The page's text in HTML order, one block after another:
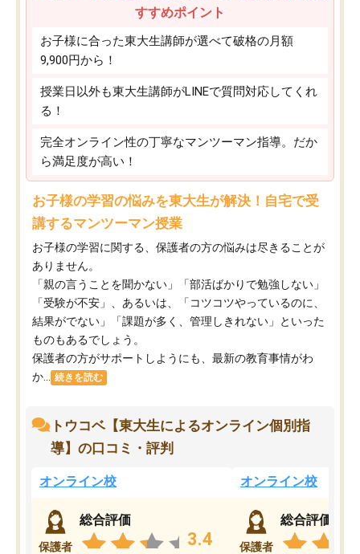
すすめポイント
お子様に合った東大生講師が選べて破格の月額
9,900円から！
授業日以外も東大生講師がLINEで質問対応してくれ
る！
完全オンライン性の丁寧なマンツーマン指導。だか
ら満足度が高い！
お子様の学習の悩みを東大生が解決！自宅で受
講するマンツーマン授業
お子様の学習に関する、保護者の方の悩みは尽きることが
ありません。
「親の言うことを聞かない」「部活ばかりで勉強しない」
「受験が不安」、あるいは、「コツコツやっているのに、
結果がでない」「課題が多く、管理しきれない」といった
ものもあるでしょう。
保護者の方がサポートしようにも、最新の教育事情がわ
か...
続きを読む
トウコベ【東大生によるオンライン個別指
導】の口コミ・評判
オンライン校
保護者
総合評価
3.4
オンライン校
保護者
総合評価